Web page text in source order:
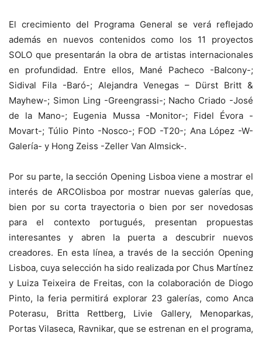
El crecimiento del Programa General se verá reflejado
además en nuevos contenidos como los 11 proyectos
SOLO que presentarán la obra de artistas internacionales
en profundidad. Entre ellos, Mané Pacheco -Balcony-;
Sidival Fila -Baró-; Alejandra Venegas – Dürst Britt &
Mayhew-; Simon Ling -Greengrassi-; Nacho Criado -José
de la Mano-; Eugenia Mussa -Monitor-; Fidel Évora -
Movart-; Túlio Pinto -Nosco-; FOD -T20-; Ana López -W-
Galería- y Hong Zeiss -Zeller Van Almsick-.
Por su parte, la sección Opening Lisboa viene a mostrar el
interés de ARCOlisboa por mostrar nuevas galerías que,
bien por su corta trayectoria o bien por ser novedosas
para el contexto portugués, presentan propuestas
interesantes y abren la puerta a descubrir nuevos
creadores. En esta línea, a través de la sección Opening
Lisboa, cuya selección ha sido realizada por Chus Martínez
y Luiza Teixeira de Freitas, con la colaboración de Diogo
Pinto, la feria permitirá explorar 23 galerías, como Anca
Poterasu, Britta Rettberg, Livie Gallery, Menoparkas,
Portas Vilaseca, Ravnikar, que se estrenan en el programa,